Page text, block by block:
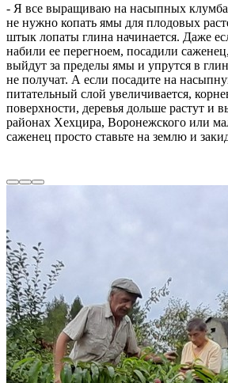
- Я все выращиваю на насыпных
не нужно копать ямы для плодовых
штык лопаты глина начинается. Даже
набили ее перегноем, посадили
выйдут за пределы ямы и упрутся в
не получат. А если посадите на
питательный слой увеличивается,
поверхности, деревья дольше растут и
районах Хехцира, Воронежского или
саженец просто ставьте на землю и